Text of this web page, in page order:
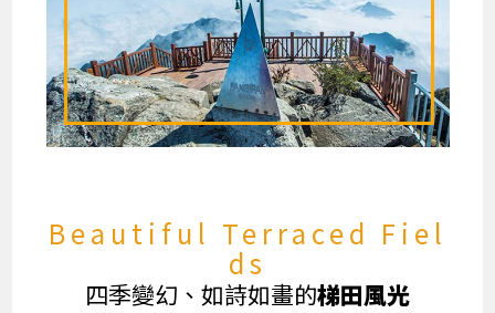
Beautiful Terraced Fiel
ds
四季變幻、如詩如畫的梯田風光